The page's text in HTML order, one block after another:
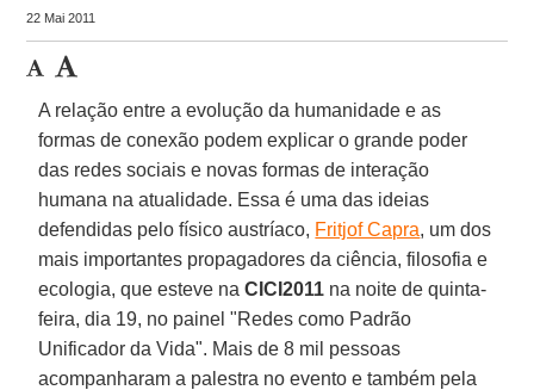
22 Mai 2011
A relação entre a evolução da humanidade e as
formas de conexão podem explicar o grande poder
das redes sociais e novas formas de interação
humana na atualidade. Essa é uma das ideias
defendidas pelo físico austríaco, Fritjof Capra, um dos
mais importantes propagadores da ciência, filosofia e
ecologia, que esteve naCICI2011 na noite de quinta-
feira, dia 19, no painel "Redes como Padrão
Unificador da Vida". Mais de 8 mil pessoas
acompanharam a palestra no evento e também pela